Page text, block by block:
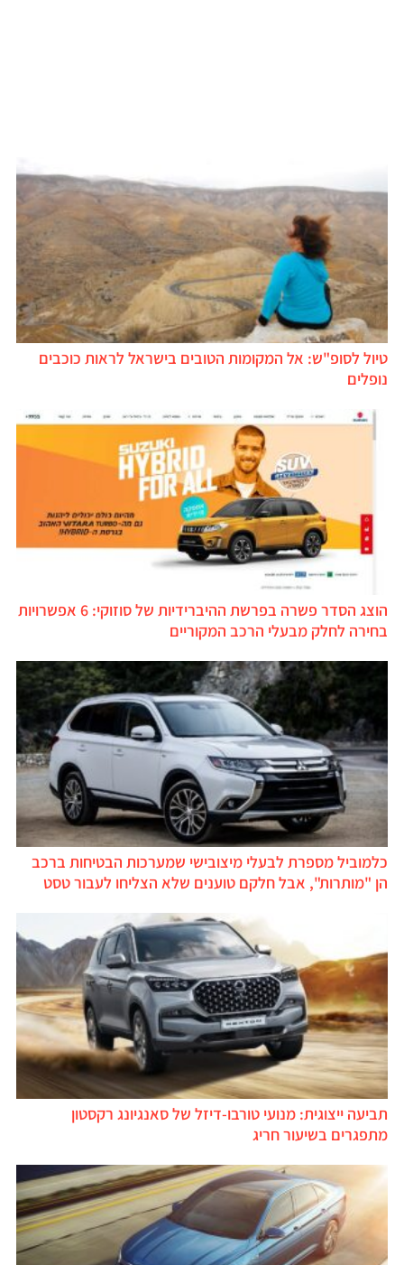
טיול לסופ"ש: אל המקומות הטובים בישראל לראות כוכבים
נופלים
הוצג הסדר פשרה בפרשת ההיברידיות של סוזוקי: 6 אפשרויות
בחירה לחלק מבעלי הרכב המקוריים
כלמוביל מספרת לבעלי מיצובישי שמערכות הבטיחות ברכב
הן "מותרות", אבל חלקם טוענים שלא הצליחו לעבור טסט
תביעה ייצוגית: מנועי טורבו-דיזל של סאנגיונג רקסטון
מתפגרים בשיעור חריג